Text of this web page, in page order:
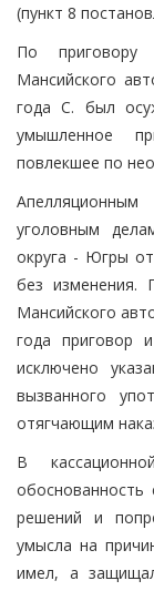
(пункт 8
По приговору
Мансийского
года С. был
умышленное
повлекшее по
уголовным
округа - Югры от
без изменения.
Мансийского
года приговор
исключено
вызванного
отягчающим
В
обоснованность
решений и
умысла на
имел, а